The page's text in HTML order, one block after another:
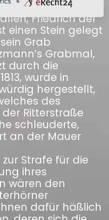
im Treffen
Friedrich der
einen Stein gelegt
Grab
Grabmal,
durch die
wurde in
hergestellt,
des
Ritterstraße
schleuderte,
an der Mauer
Strafe für die
ihres
wären den
dafür häßlich